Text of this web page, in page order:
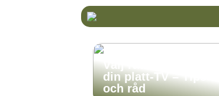
Välj rätt TV-stativ för
din platt-TV – Tips
och råd